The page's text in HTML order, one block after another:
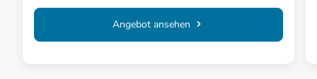
Angebot ansehen